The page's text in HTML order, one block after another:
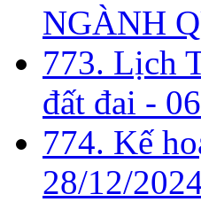
NGÀNH
773. Lịch
đất đai -
774. Kế
28/12/